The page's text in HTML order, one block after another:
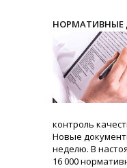
НОРМАТИВНЫЕ
контроль
Новые
неделю. В
16 000